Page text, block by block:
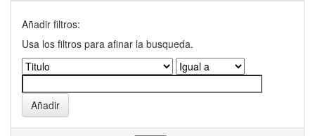
Añadir filtros:
Usa los filtros para afinar la busqueda.